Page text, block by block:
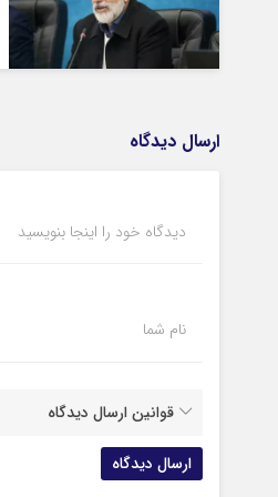
ارسال دیدگاه
دیدگاه خود را اینجا بنویسید
نام شما
قوانین ارسال دیدگاه